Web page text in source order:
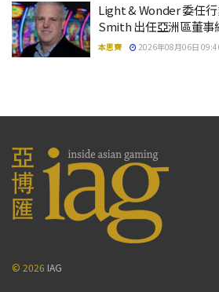
Light & Wonder 委任
Smith 出任亞洲區董事
本思齊 2026年08月06日
© 2026 IAG